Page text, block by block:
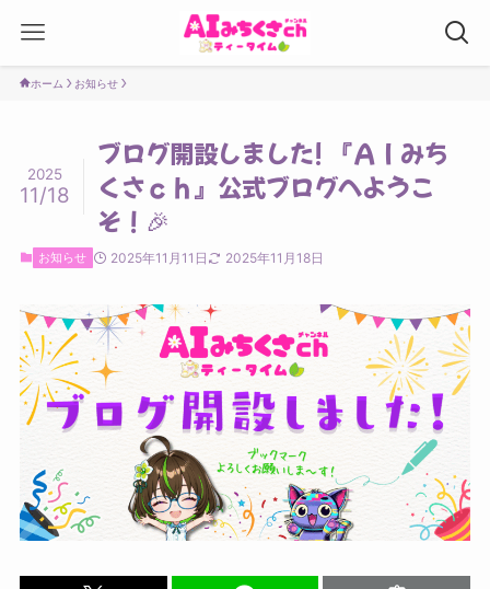
ホーム お知らせ
ブログ開設しました! 『ＡＩみち
くさｃｈ』公式ブログへようこ
そ！🎉
2025
11/18
お知らせ 2025年11月11日 2025年11月18日